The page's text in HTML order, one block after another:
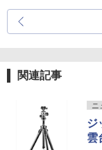
関連記事
ニ
ジ
雲